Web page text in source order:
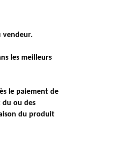
vendeur.
les meilleurs
le paiement de
du ou des
du produit